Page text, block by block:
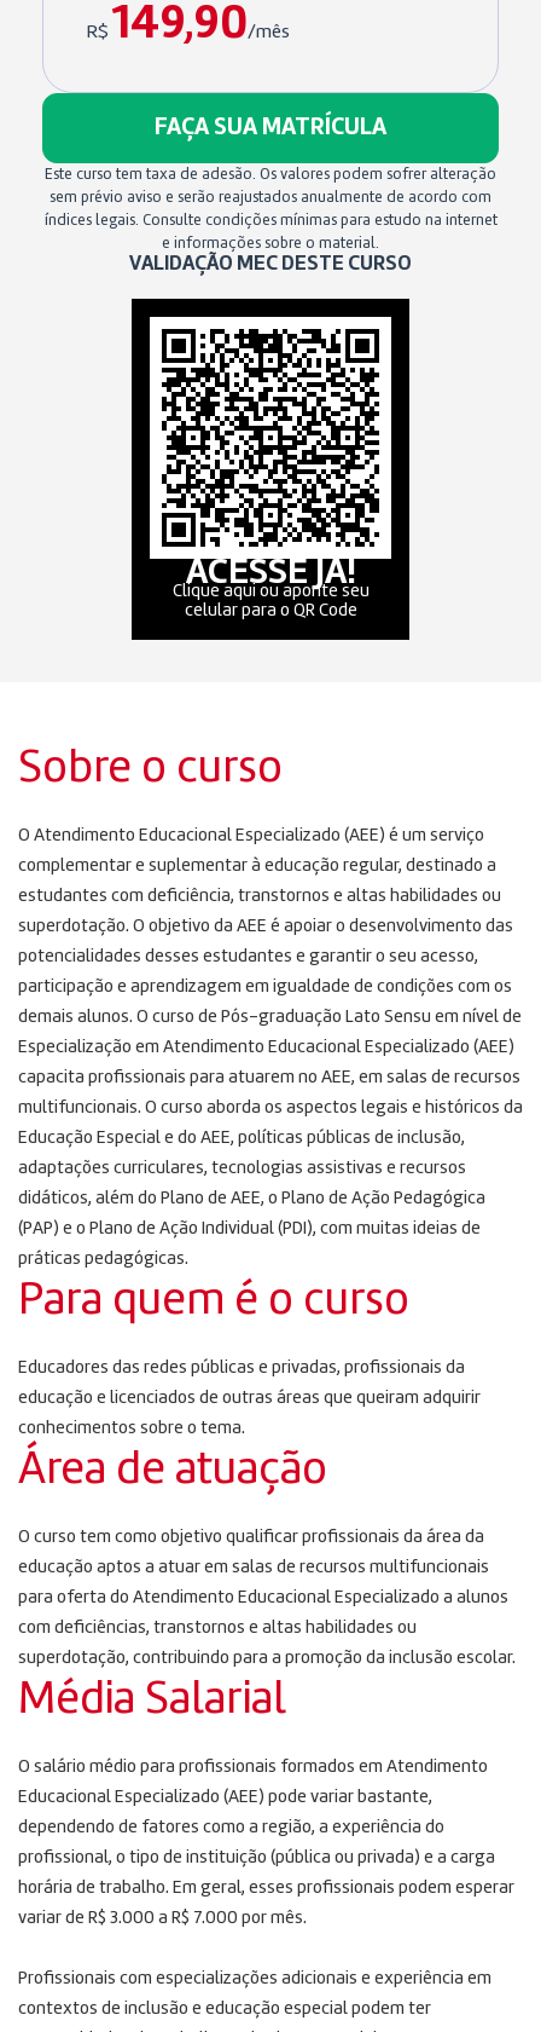
Sobre o curso
O Atendimento Educacional Especializado (AEE) é um serviço
complementar e suplementar à educação regular, destinado a
estudantes com deficiência, transtornos e altas habilidades ou
superdotação. O objetivo da AEE é apoiar o desenvolvimento das
potencialidades desses estudantes e garantir o seu acesso,
participação e aprendizagem em igualdade de condições com os
demais alunos. O curso de Pós-graduação Lato Sensu em nível de
Especialização em Atendimento Educacional Especializado (AEE)
capacita profissionais para atuarem no AEE, em salas de recursos
multifuncionais. O curso aborda os aspectos legais e históricos da
Educação Especial e do AEE, políticas públicas de inclusão,
adaptações curriculares, tecnologias assistivas e recursos
didáticos, além do Plano de AEE, o Plano de Ação Pedagógica
(PAP) e o Plano de Ação Individual (PDI), com muitas ideias de
práticas pedagógicas.
Para quem é o curso
Educadores das redes públicas e privadas, profissionais da
educação e licenciados de outras áreas que queiram adquirir
conhecimentos sobre o tema.
Área de atuação
O curso tem como objetivo qualificar profissionais da área da
educação aptos a atuar em salas de recursos multifuncionais
para oferta do Atendimento Educacional Especializado a alunos
com deficiências, transtornos e altas habilidades ou
superdotação, contribuindo para a promoção da inclusão escolar.
Média Salarial
O salário médio para profissionais formados em Atendimento
Educacional Especializado (AEE) pode variar bastante,
dependendo de fatores como a região, a experiência do
profissional, o tipo de instituição (pública ou privada) e a carga
horária de trabalho. Em geral, esses profissionais podem esperar
variar de R$ 3.000 a R$ 7.000 por mês.
Profissionais com especializações adicionais e experiência em
contextos de inclusão e educação especial podem ter
R$ 149,90/mês
FAÇA SUA MATRÍCULA
Este curso tem taxa de adesão. Os valores podem sofrer alteração
sem prévio aviso e serão reajustados anualmente de acordo com
índices legais. Consulte condições mínimas para estudo na internet
e informações sobre o material.
VALIDAÇÃO MEC DESTE CURSO
ACESSE JÁ!
Clique aqui ou aponte seu
celular para o QR Code